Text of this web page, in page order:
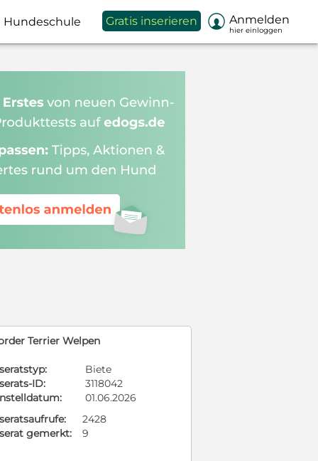
Hundeschule Gratis inserieren  Anmelden
hier einloggen
Terrier Welpen
Biete
ID:
3118042
01.06.2026
2428
gemerkt:
9